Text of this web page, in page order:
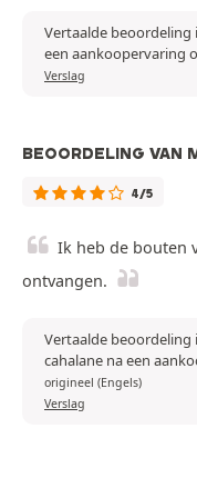
Vertaalde beoordeling
een aankoopervaring
Verslag
BEOORDELING VAN
4/5
Ik heb de bouten
ontvangen.
Vertaalde beoordeling
cahalane na een
origineel (Engels)
Verslag